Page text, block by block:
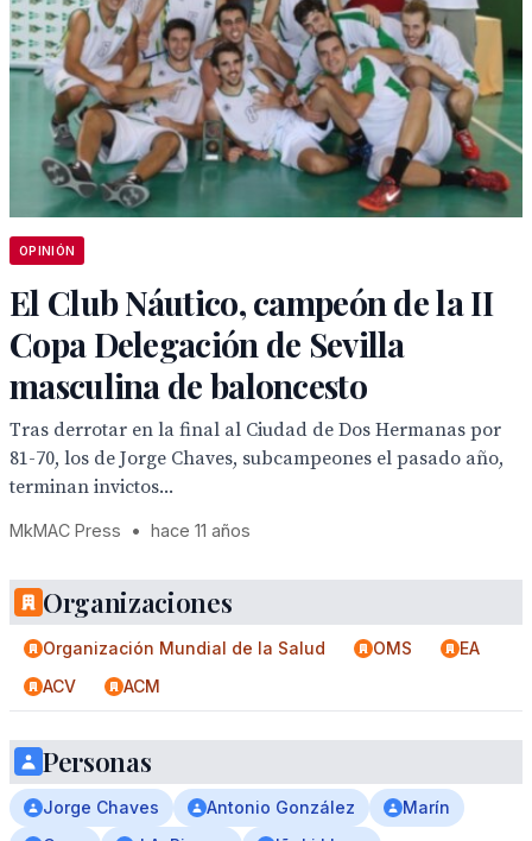
OPINIÓN
El Club Náutico, campeón de la II
Copa Delegación de Sevilla
masculina de baloncesto
Tras derrotar en la final al Ciudad de Dos Hermanas por
81-70, los de Jorge Chaves, subcampeones el pasado año,
terminan invictos...
MkMAC Press • hace 11 años
Organizaciones
Organización Mundial de la Salud OMS
EA
ACV
ACM
Personas
Jorge Chaves Antonio González
Marín